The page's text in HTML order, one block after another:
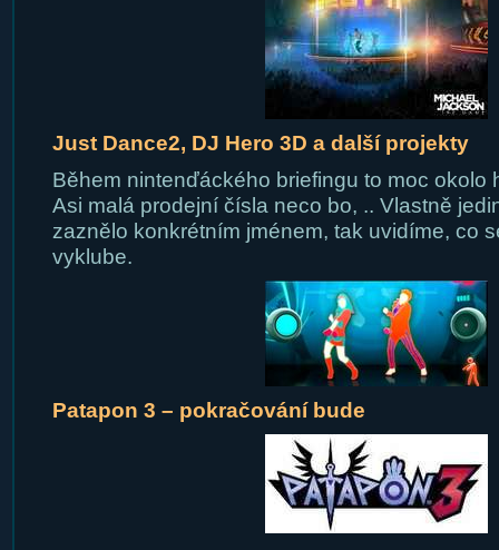
Just Dance2, DJ Hero 3D a další projekty
Během nintenďáckého briefingu to moc okolo
Asi malá prodejní čísla neco bo, .. Vlastně
zaznělo konkrétním jménem, tak uvidíme, co
vyklube.
Patapon 3 – pokračování bude